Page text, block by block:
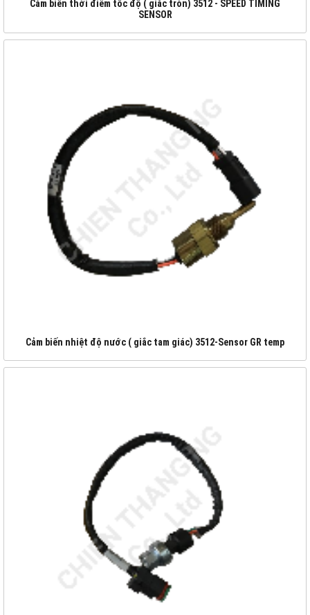
Cảm biến thời điểm tốc độ ( giắc tròn) 3512 - SPEED TIMING
SENSOR
Cảm biến nhiệt độ nước ( giắc tam giác) 3512-Sensor GR temp